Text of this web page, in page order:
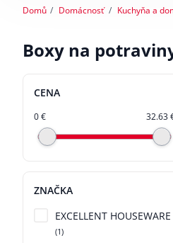
Domů Domácnosť Kuchyňa a
Boxy na
CENA
0 € 32.63
ZNAČKA
EXCELLENT HOUSEWARE
(1)